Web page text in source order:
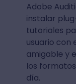
Adobe
instalar
tutoriales
usuario con
amigable y
los
día.